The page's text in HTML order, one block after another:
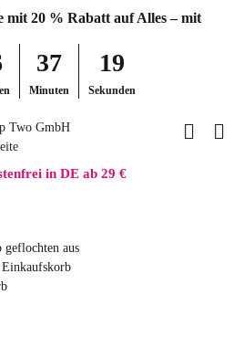
mit 20 % Rabatt auf Alles – mit
37
Minuten
19
Sekunden
in DE ab 29 €